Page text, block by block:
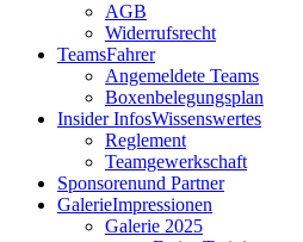
AGB
Widerrufsrecht
TeamsFahrer
Angemeldete Teams
Boxenbelegungsplan
Insider InfosWissenswertes
Reglement
Teamgewerkschaft
Sponsorenund Partner
GalerieImpressionen
Galerie 2025